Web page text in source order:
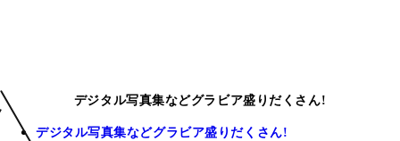
デジタル写真集などグラビア盛りだくさん!
デジタル写真集などグラビア盛りだくさん!